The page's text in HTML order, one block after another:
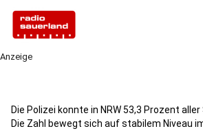
Anzeige
Die Polizei konnte in NRW 53,3 Prozent
Die Zahl bewegt sich auf stabilem Niveau